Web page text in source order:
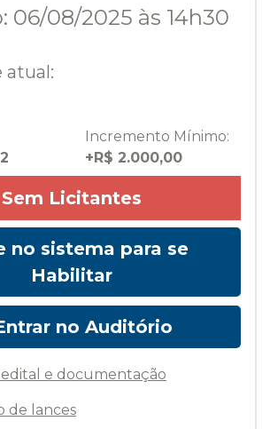
06/08/2025 às 14h30
atual:
Incremento Mínimo:
+R$ 2.000,00
Sem Licitantes
no sistema para se
Habilitar
no Auditório
e documentação
de lances